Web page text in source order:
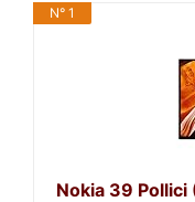
N° 1
Nokia 39 Pollici